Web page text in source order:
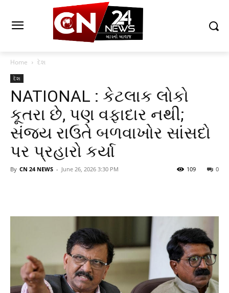
Home દેશ
દેશ
NATIONAL : કેટલાક લોકો
કૂતરા છે, પણ વફાદાર નથી;
સંજય રાઉતે બળવાખોર સાંસદો
પર પ્રહારો કર્યા
By CN 24 NEWS - June 26, 2026 3:30 PM 0
109